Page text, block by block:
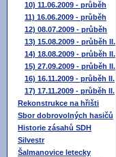
10) 11.06.2009 - průběh
11) 16.06.2009 - průběh
12) 08.07.2009 - průběh
13) 15.08.2009 - průběh II.
14) 18.08.2009 - průběh II.
15) 27.09.2009 - průběh II.
16) 16.11.2009 - průběh II.
17) 17.11.2009 - průběh II.
Rekonstrukce na hřišti
Sbor dobrovolných hasičů
Historie zásahů SDH
Silvestr
Šalmanovice letecky